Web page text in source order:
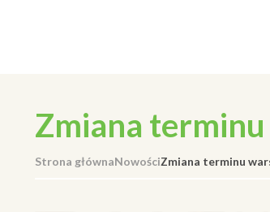
Zmiana
Strona głównaNowościZmiana terminu